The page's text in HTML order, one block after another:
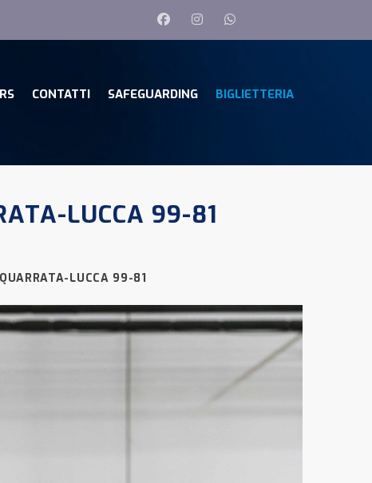
CONTATTI SAFEGUARDING BIGLIETTERIA
LUCCA 99-81
LUCCA 99-81